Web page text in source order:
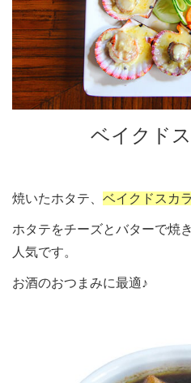
ベイクド
焼いたホタテ、 ベイクドスカ
ホタテをチーズとバターで焼
人気です。
お酒のおつまみに最適♪